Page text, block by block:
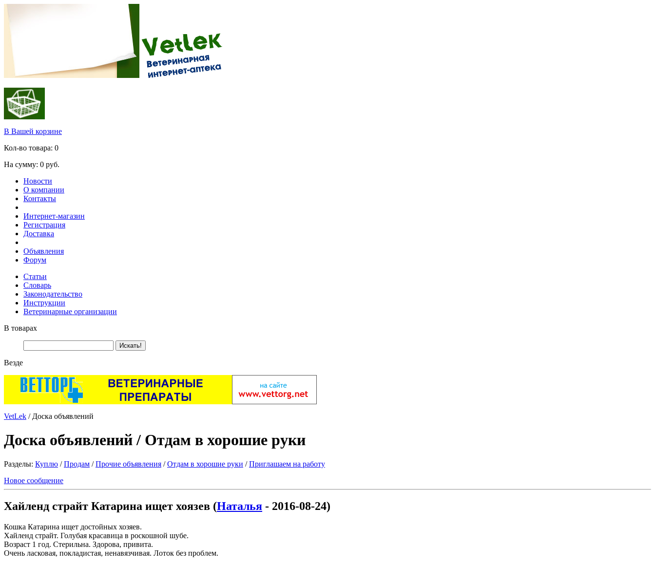
В Вашей корзине
Кол-во товара: 0
На сумму: 0 руб.
Новости
О компании
Контакты
Интернет-магазин
Регистрация
Доставка
Объявления
Форум
Статьи
Словарь
Законодательство
Инструкции
Ветеринарные организации
В товарах
Везде
VetLek / Доска объявлений
Доска объявлений / Отдам в хорошие руки
Разделы: Куплю /Продам /Прочие объявления /Отдам в хорошие руки /Приглашаем на работу
Новое сообщение
Хайленд страйт Катарина ищет хоязев (Наталья - 2016-08-24)
Кошка Катарина ищет достойных хозяев.
Хайленд страйт. Голубая красавица в роскошной шубе.
Возраст 1 год. Стерильна. Здорова, привита.
Очень ласковая, покладистая, ненавязчивая. Лоток без проблем.